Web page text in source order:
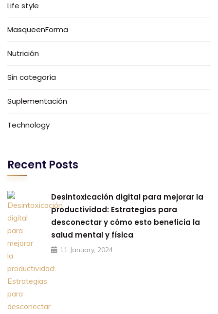
Life style
MasqueenForma
Nutrición
Sin categoría
Suplementación
Technology
Recent Posts
Desintoxicación digital para mejorar la
productividad: Estrategias para
desconectar y cómo esto beneficia la
salud mental y física
11 January, 2024